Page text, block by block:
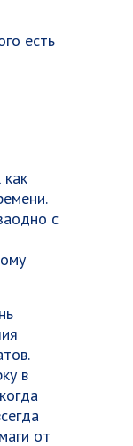
есть
с
в
от